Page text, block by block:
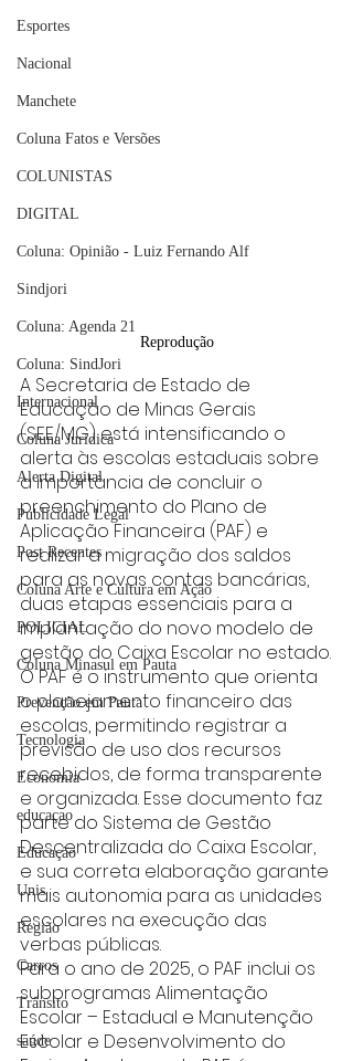
Esportes
Nacional
Manchete
Coluna Fatos e Versões
COLUNISTAS
DIGITAL
Coluna: Opinião - Luiz Fernando Alf
Sindjori
Coluna: Agenda 21
Coluna: SindJori
Internacional
Coluna Jurídica
Alerta Digital
Publicidade Legal
Post Recentes
Coluna Arte e Cultura em Ação
POLICIAL
Coluna Minasul em Pauta
Prevenção em Pauta
Tecnologia
Economia
educaçao
Educação
Unis
Região
Carros
Trânsito
saúde
Reprodução
A Secretaria de Estado de
Educação de Minas Gerais
(SEE/MG) está intensificando o
alerta às escolas estaduais sobre
a importância de concluir o
preenchimento do Plano de
Aplicação Financeira (PAF) e
realizar a migração dos saldos
para as novas contas bancárias,
duas etapas essenciais para a
implantação do novo modelo de
gestão do Caixa Escolar no estado.
O PAF é o instrumento que orienta
o planejamento financeiro das
escolas, permitindo registrar a
previsão de uso dos recursos
recebidos, de forma transparente
e organizada. Esse documento faz
parte do Sistema de Gestão
Descentralizada do Caixa Escolar,
e sua correta elaboração garante
mais autonomia para as unidades
escolares na execução das
verbas públicas.
Para o ano de 2025, o PAF inclui os
subprogramas Alimentação
Escolar – Estadual e Manutenção
Escolar e Desenvolvimento do